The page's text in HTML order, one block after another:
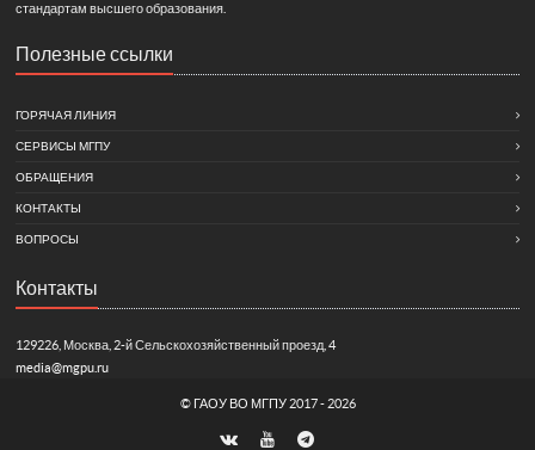
стандартам высшего образования.
Полезные ссылки
ГОРЯЧАЯ ЛИНИЯ
СЕРВИСЫ МГПУ
ОБРАЩЕНИЯ
КОНТАКТЫ
ВОПРОСЫ
Контакты
129226, Москва, 2-й Сельскохозяйственный проезд, 4
media@mgpu.ru
© ГАОУ ВО МГПУ 2017 - 2026